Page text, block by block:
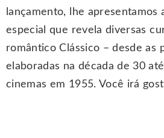
lançamento, lhe apresentamos
especial que revela diversas
romântico Clássico – desde as
elaboradas na década de 30
cinemas em 1955. Você irá